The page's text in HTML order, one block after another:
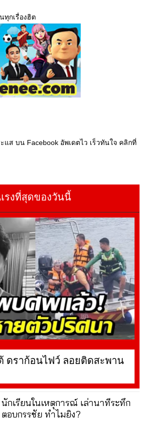
กเรื่องฮิต
แส บน Facebook อัพเดตไว เร็วทันใจ คลิกที่
รงที่สุดของวันนี้
ดราก้อนไฟว์ ลอยติดสะพาน
นักเรียนในเหตุการณ์ เล่านาทีระทึก
ตอบกรรชัย ทำไมยิง?